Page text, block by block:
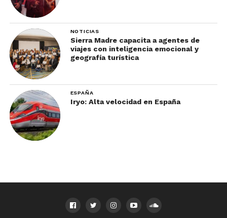
NOTICIAS
Sierra Madre capacita a agentes de
viajes con inteligencia emocional y
geografía turística
ESPAÑA
Iryo: Alta velocidad en España